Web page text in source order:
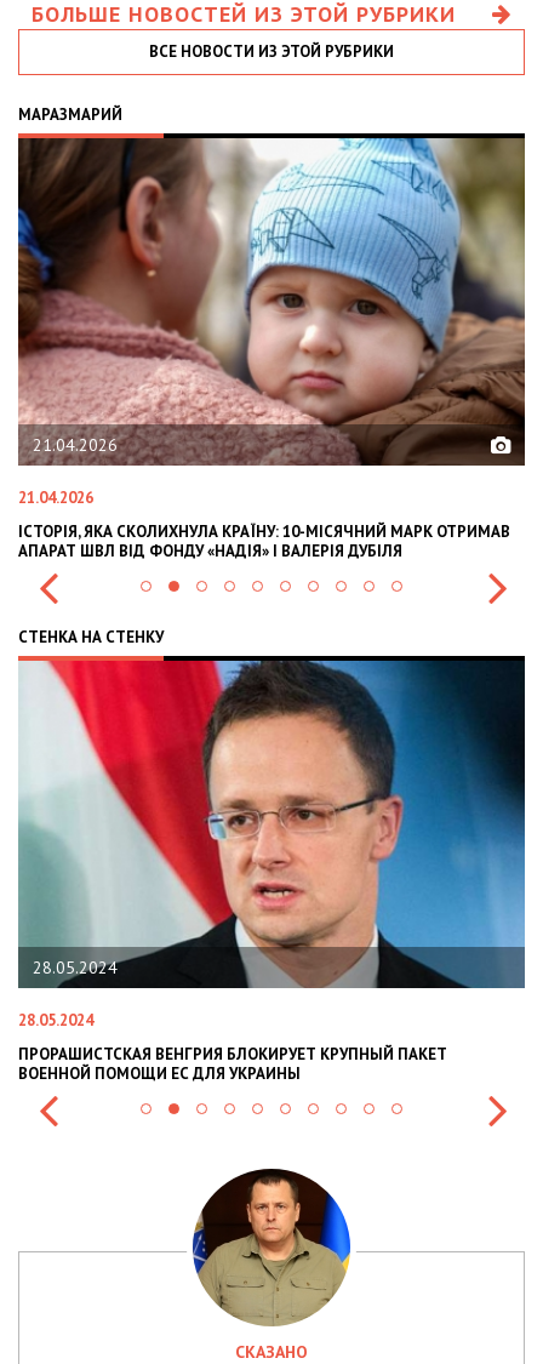
БОЛЬШЕ НОВОСТЕЙ ИЗ ЭТОЙ РУБРИКИ
ВСЕ НОВОСТИ ИЗ ЭТОЙ РУБРИКИ
МАРАЗМАРИЙ
21.04.2026
21.04.2026
ІСТОРІЯ, ЯКА СКОЛИХНУЛА КРАЇНУ: 10-МІСЯЧНИЙ МАРК ОТРИМАВ
АПАРАТ ШВЛ ВІД ФОНДУ «НАДІЯ» І ВАЛЕРІЯ ДУБІЛЯ
СТЕНКА НА СТЕНКУ
28.05.2024
28.05.2024
ПРОРАШИСТСКАЯ ВЕНГРИЯ БЛОКИРУЕТ КРУПНЫЙ ПАКЕТ
ВОЕННОЙ ПОМОЩИ ЕС ДЛЯ УКРАИНЫ
СКАЗАНО